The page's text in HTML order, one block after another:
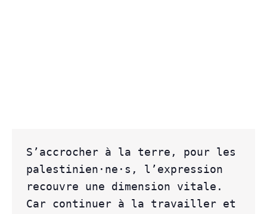
S’accrocher à la terre, pour les
palestinien·ne·s, l’expression
recouvre une dimension vitale.
Car continuer à la travailler et